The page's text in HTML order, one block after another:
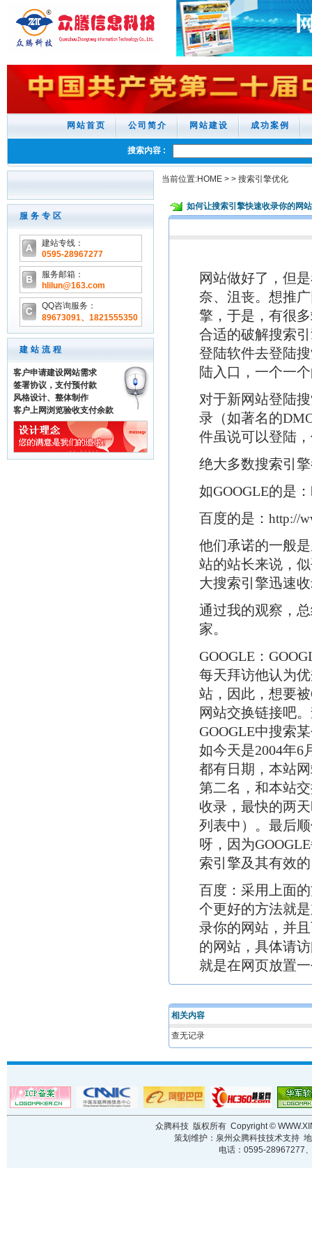
网站首页 公司简介 网站建设 成功案例
搜索内容 :
服务专区
建站专线：
0595-28967277
服务邮箱：
hlilun@163.com
QQ咨询服务：
89673091、1821555350
建站流程
客户申请建设网站需求
签署协议，支付预付款
风格设计、整体制作
客户上网浏览验收支付余款
当前位置:HOME > > 搜索引擎优化
如何让搜索引擎快速收录你的网站
网站做好了，但
奈、沮丧。想推
擎，于是，有很
合适的破解搜索
登陆软件去登陆
陆入口，一个一
对于新网站登陆
录（如著名的
件虽说可以登陆
绝大多数搜索引
如GOOGLE的是：
百度的是： http://
他们承诺的一般
站的站长来说，
大搜索引擎迅速
通过我的观察，
家。
GOOGLE：
每天拜访他认为
站，因此，想要
网站交换链接吧
GOOGLE中搜索
如今天是2004年6
都有日期，本站
第二名，和本站
收录，最快的两
列表中）。最后
呀，因为
索引擎及其有效
百度：采用上面
个更好的方法就
录你的网站，并
的网站，具体请
就是在网页放置
相关内容
查无记录
众腾科技 版权所有 Copyright ©
策划维护：泉州众腾科技技术支持
电话：0595-28967277